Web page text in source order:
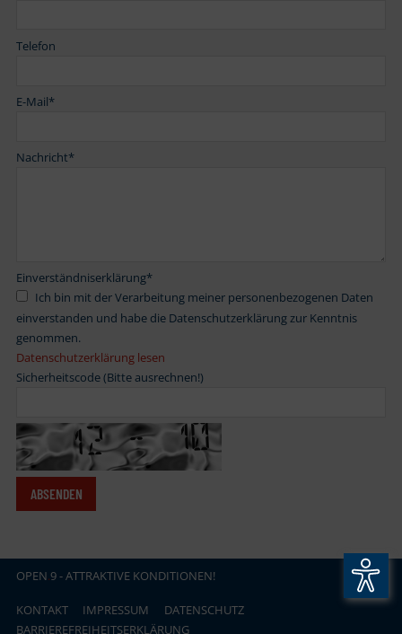
Telefon
E-Mail*
Nachricht*
Einverständniserklärung*
einverstanden und habe die Datenschutzerklärung zur Kenntnis
genommen.
Datenschutzerklärung lesen
Sicherheitscode (Bitte ausrechnen!)
OPEN.9 - ATTRAKTIVE KONDITIONEN!
KONTAKT IMPRESSUM
DATENSCHUTZ
BARRIEREFREIHEITSERKLÄRUNG